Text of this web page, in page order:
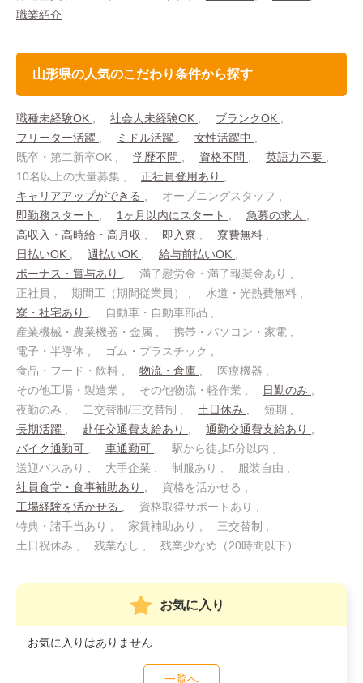
職業紹介
山形県の人気のこだわり条件から探す
職種未経験OK 社会人未経験OK
ブランクOK
フリーター活躍
ミドル活躍
女性活躍中
既卒・第二新卒OK
学歴不問 資格不問
英語力不要
10名以上の大量募集
正社員登用あり
キャリアアップができる
オープニングスタッフ
即勤務スタート
1ヶ月以内にスタート
急募の求人
高収入・高時給・高月収
即入寮
寮費無料
日払いOK
週払いOK
給与前払いOK
ボーナス・賞与あり
満了慰労金・満了報奨金あり
正社員
期間工（期間従業員）
水道・光熱費無料
寮・社宅あり
自動車・自動車部品
産業機械・農業機器・金属
携帯・パソコン・家電
電子・半導体
ゴム・プラスチック
食品・フード・飲料
物流・倉庫
医療機器
その他工場・製造業
その他物流・軽作業
日勤のみ
夜勤のみ
二交替制/三交替制 土日休み
短期
長期活躍
赴任交通費支給あり
通勤交通費支給あり
バイク通勤可
車通勤可
駅から徒歩5分以内
送迎バスあり
大手企業 制服あり
服装自由
社員食堂・食事補助あり
資格を活かせる
工場経験を活かせる
資格取得サポートあり
特典・諸手当あり
家賃補助あり
三交替制
土日祝休み
残業なし 残業少なめ（20時間以下）
お気に入り
お気に入りはありません
一覧へ